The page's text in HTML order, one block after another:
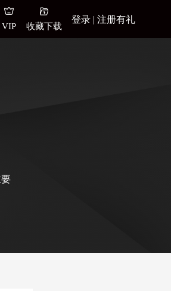
VIP 收藏下载
登录 | 注册有礼